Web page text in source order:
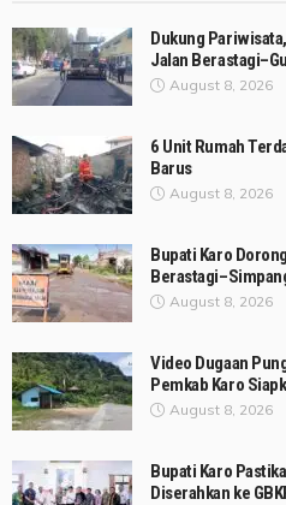
Dukung
Jalan
August 8, 2026
6 Unit Rumah
Barus
August 8, 2026
Bupati Karo
August 8, 2026
Video Dugaan
Pemkab Karo
August 8, 2026
Bupati Karo
Diserahkan ke